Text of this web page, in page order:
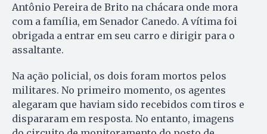
Antônio Pereira de Brito na chácara onde mora
com a família, em Senador Canedo. A vítima foi
obrigada a entrar em seu carro e dirigir para o
assaltante.
Na ação policial, os dois foram mortos pelos
militares. No primeiro momento, os agentes
alegaram que haviam sido recebidos com tiros e
dispararam em resposta. No entanto, imagens